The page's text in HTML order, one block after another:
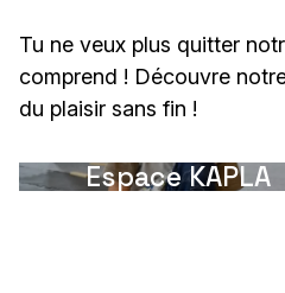
Tu ne veux plus quitter
comprend ! Découvre
du plaisir sans fin !
Espace KAPLA